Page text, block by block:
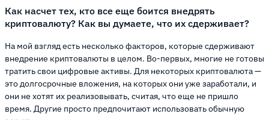
Как насчет тех, кто все еще боится внедрять
криптовалюту? Как вы думаете, что их сдерживает?
На мой взгляд есть несколько факторов, которые сдерживают
внедрение криптовалюты в целом. Во-первых, многие не готовы
тратить свои цифровые активы. Для некоторых криптовалюта —
это долгосрочные вложения, на которых они уже заработали, и
они не хотят их реализовывать, считая, что еще не пришло
время. Другие просто предпочитают использовать обычную